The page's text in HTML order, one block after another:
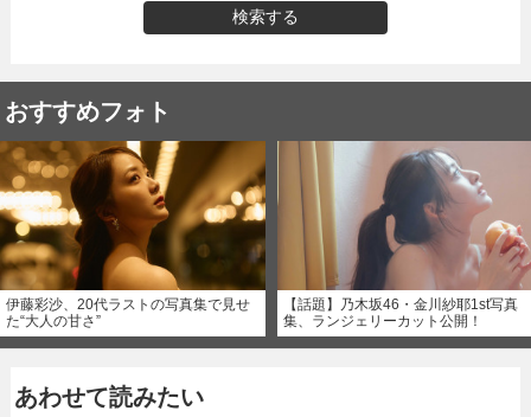
検索する
おすすめフォト
伊藤彩沙、20代ラストの写真集で見せ
た“大人の甘さ”
【話題】乃木坂46・金川紗耶1st写真
集、ランジェリーカット公開！
あわせて読みたい